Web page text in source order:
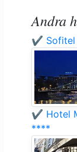
Andra
✔️ Sofitel
✔️ Hotel
****